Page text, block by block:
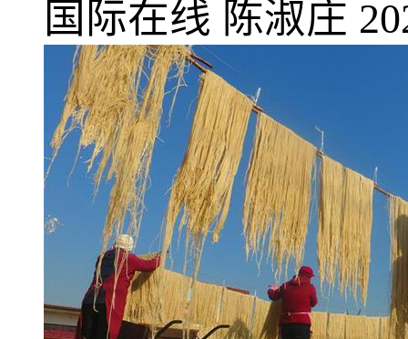
国际在线 陈淑庄